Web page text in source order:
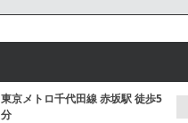
東京メトロ千代田線赤坂駅徒歩5
分